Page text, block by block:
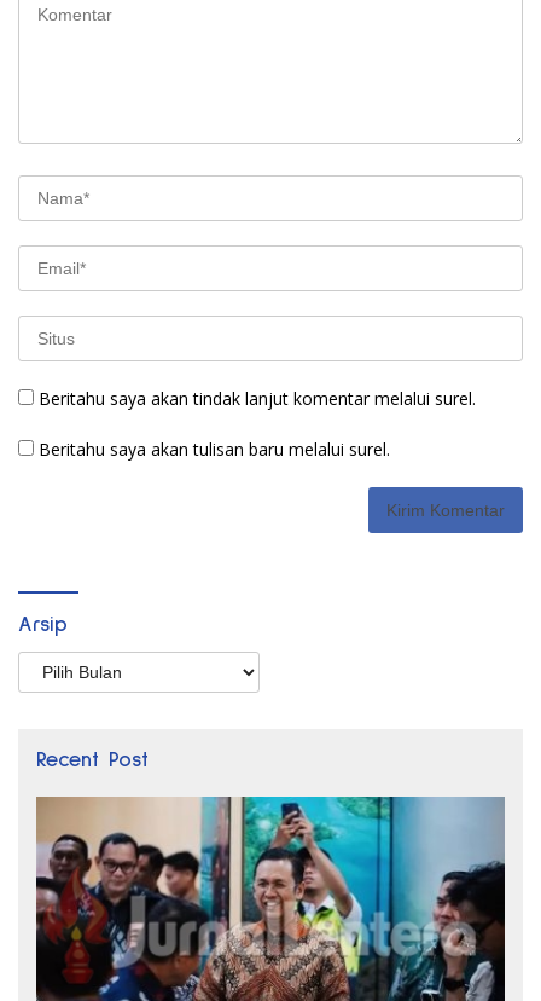
Beritahu saya akan tindak lanjut komentar melalui surel.
Beritahu saya akan tulisan baru melalui surel.
Arsip
Arsip
Recent Post